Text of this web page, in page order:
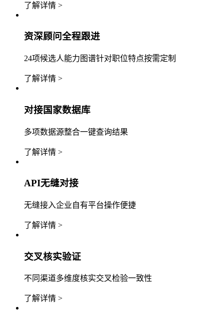
了解详情 >
资深顾问全程跟进
24项候选人能力图谱针对职位特点按需定制
了解详情 >
对接国家数据库
多项数据源整合一键查询结果
了解详情 >
API无缝对接
无缝接入企业自有平台操作便捷
了解详情 >
交叉核实验证
不同渠道多维度核实交叉检验一致性
了解详情 >